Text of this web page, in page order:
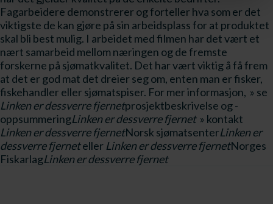
Fagarbeidere demonstrerer og forteller hva som er det
viktigste de kan gjøre på sin arbeidsplass for at produktet
skal bli best mulig. I arbeidet med filmen har det vært et
nært samarbeid mellom næringen og de fremste
forskerne på sjømatkvalitet. Det har vært viktig å få frem
at det er god mat det dreier seg om, enten man er fisker,
fiskehandler eller sjømatspiser. For mer informasjon, » se
Linken er dessverre fjernetprosjektbeskrivelse og -
oppsummeringLinken er dessverre fjernet» kontakt
Linken er dessverre fjernetNorsk sjømatsenterLinken er
dessverre fjerneteller Linken er dessverre fjernetNorges
FiskarlagLinken er dessverre fjernet